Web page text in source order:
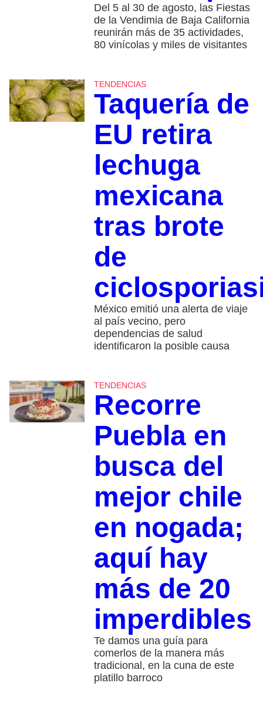
Del 5 al 30 de agosto, las Fiestas
de la Vendimia de Baja California
reunirán más de 35 actividades,
80 vinícolas y miles de visitantes
TENDENCIAS
Taquería de
EU retira
lechuga
mexicana
tras brote
de
México emitió una alerta de viaje
al país vecino, pero
dependencias de salud
identificaron la posible causa
TENDENCIAS
Recorre
Puebla en
busca del
mejor chile
en nogada;
aquí hay
más de 20
imperdibles
Te damos una guía para
comerlos de la manera más
tradicional, en la cuna de este
platillo barroco